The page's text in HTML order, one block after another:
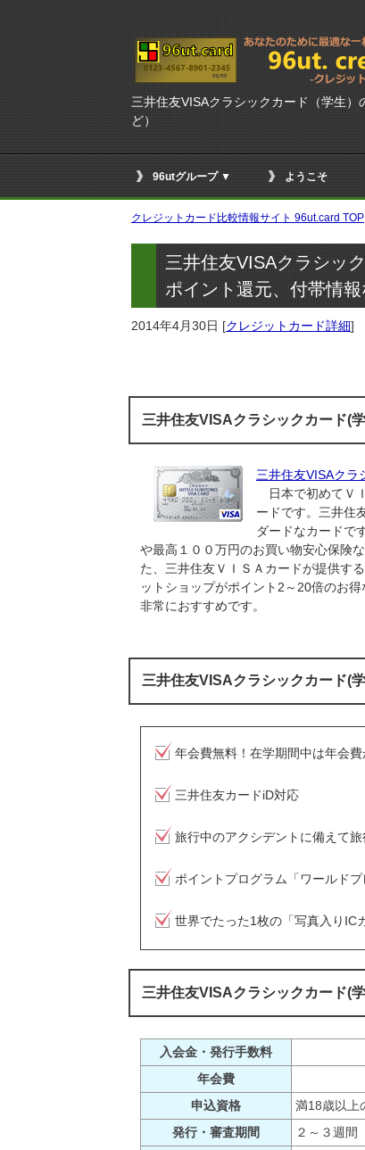
三井住友VISAクラシックカード（学生
ど）
96utグループ ▼ ようこそ
クレジットカード比較情報サイト 96ut.card TOP
三井住友VISAクラシッ
ポイント還元、付帯情報
2014年4月30日 [クレジットカード詳細]
三井住友VISAクラシックカード(
三井住友VISAクラ
日本で初めてＶ
ードです。三井住
ダードなカードで
や最高１００万円のお買い物安心保険
た、三井住友ＶＩＳＡカードが提供す
ットショップがポイント2～20倍のお
非常におすすめです。
三井住友VISAクラシックカード(
年会費無料！在学期間中は年会費
三井住友カードiD対応
旅行中のアクシデントに備えて
ポイントプログラム「ワールドプ
世界でたった1枚の「写真入りIC
三井住友VISAクラシックカード(
入会金・発行手数料
年会費
申込資格
満18歳以上
発行・審査期間
２～３週間